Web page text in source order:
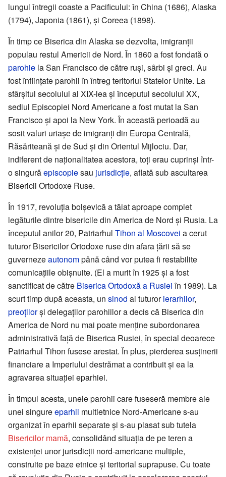
lungul întregii coaste a Pacificului: în China (1686), Alaska
(1794), Japonia (1861), şi Coreea (1898).
În timp ce Biserica din Alaska se dezvolta, imigranţii
populau restul Americii de Nord. În 1860 a fost fondată o
parohie la San Francisco de către ruşi, sârbi şi greci. Au
fost înfiinţate parohii în întreg teritoriul Statelor Unite. La
sfârşitul secolului al XIX-lea şi începutul secolului XX,
sediul Episcopiei Nord Americane a fost mutat la San
Francisco şi apoi la New York. În această perioadă au
sosit valuri uriaşe de imigranţi din Europa Centrală,
Răsăriteană şi de Sud şi din Orientul Mijlociu. Dar,
indiferent de naţionalitatea acestora, toţi erau cuprinşi într-
o singurăepiscopiesau jurisdicţie, aflată sub ascultarea
Bisericii Ortodoxe Ruse.
În 1917, revoluţia bolşevică a tăiat aproape complet
legăturile dintre bisericile din America de Nord şi Rusia. La
începutul anilor 20, Patriarhul Tihon al Moscovei a cerut
tuturor Bisericilor Ortodoxe ruse din afara ţării să se
guvernezeautonompână când vor putea fi restabilite
comunicaţiile obişnuite. (El a murit în 1925 şi a fost
sanctificat de către Biserica Ortodoxă a Rusiei în 1989). La
scurt timp după aceasta, un sinod al tuturorierarhilor,
preoţilorşi delegaţilor parohiilor a decis că Biserica din
America de Nord nu mai poate menţine subordonarea
administrativă faţă de Biserica Rusiei, în special deoarece
Patriarhul Tihon fusese arestat. În plus, pierderea susţinerii
financiare a Imperiului destrămat a contribuit și ea la
agravarea situației eparhiei.
În timpul acesta, unele parohii care fuseseră membre ale
unei singureeparhii multietnice Nord-Americane s-au
organizat în eparhii separate şi s-au plasat sub tutela
Bisericilor mamă, consolidând situaţia de pe teren a
existenței unor jurisdicţii nord-americane multiple,
construite pe baze etnice şi teritorial suprapuse. Cu toate